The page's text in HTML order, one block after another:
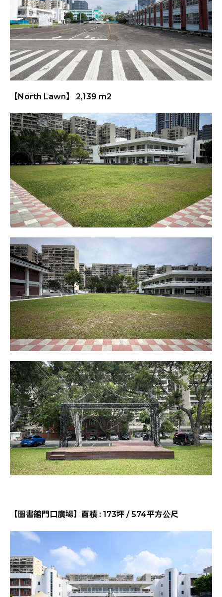
【North Lawn】 2,139 m2
【圖書館門口廣場】面積 : 173坪 / 574平方公尺